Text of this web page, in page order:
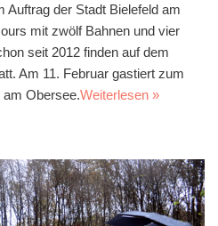
Auftrag der Stadt Bielefeld am
mit zwölf Bahnen und vier
seit 2012 finden auf dem
Am 11. Februar gastiert zum
am Obersee.Weiterlesen »